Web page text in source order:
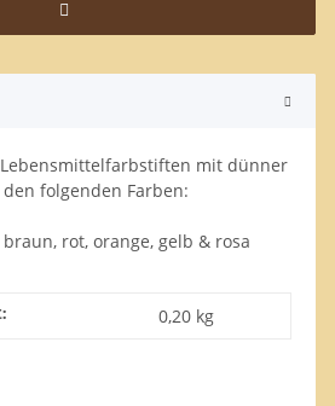
mit dünner
folgenden Farben:
rot, orange, gelb & rosa
0,20 kg